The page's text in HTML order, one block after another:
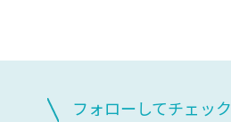
フォローしてチェック